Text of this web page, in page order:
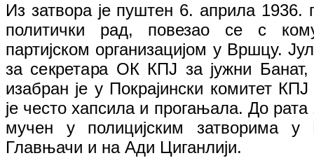
Из затвора је пуштен 6. априла 1936.
политички рад, повезао се с
партијском организацијом у Вршцу.
за секретара ОК КПЈ за јужни
изабран је у Покрајински комитет
је често хапсила и прогањала. До
мучен у полицијским затворима у
Главњачи и на Ади Циганлији.